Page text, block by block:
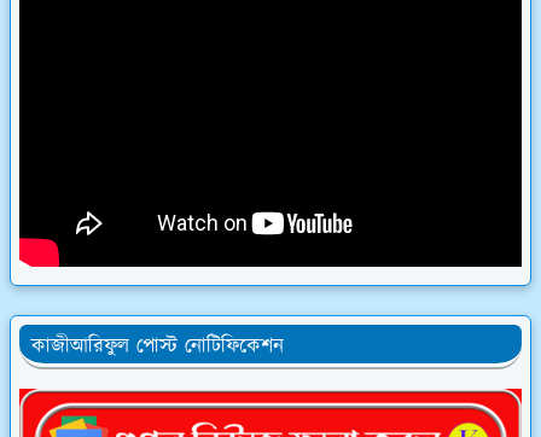
কাজীআরিফুল পোস্ট নোটিফিকেশন